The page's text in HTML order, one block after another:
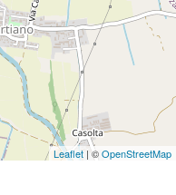
Leaflet | ©OpenStreetMap